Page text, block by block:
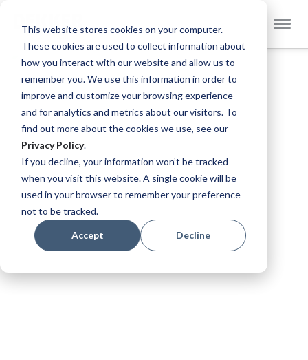
This website stores cookies on your computer.
These cookies are used to collect information about
how you interact with our website and allow us to
remember you. We use this information in order to
improve and customize your browsing experience
and for analytics and metrics about our visitors. To
find out more about the cookies we use, see our
Privacy Policy.
If you decline, your information won’t be tracked
when you visit this website. A single cookie will be
used in your browser to remember your preference
not to be tracked.
Accept Decline
Select
Store
Dekker Zevenhuizen EN
Skip
the
the
images
gallery